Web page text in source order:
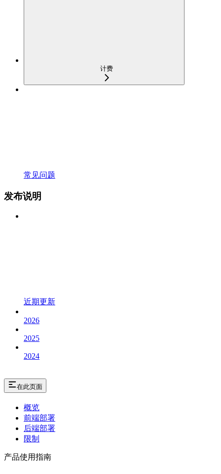
计费
常见问题
发布说明
近期更新
2026
2025
2024
在此页面
概览
前端部署
后端部署
限制
产品使用指南